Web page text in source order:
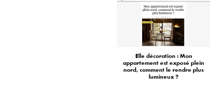
Elle décoration : Mon
appartement est exposé plein
nord, comment le rendre plus
lumineux ?